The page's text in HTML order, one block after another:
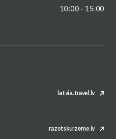
10:00 - 15:00
latvia.travel.lv
razotskurzeme.lv